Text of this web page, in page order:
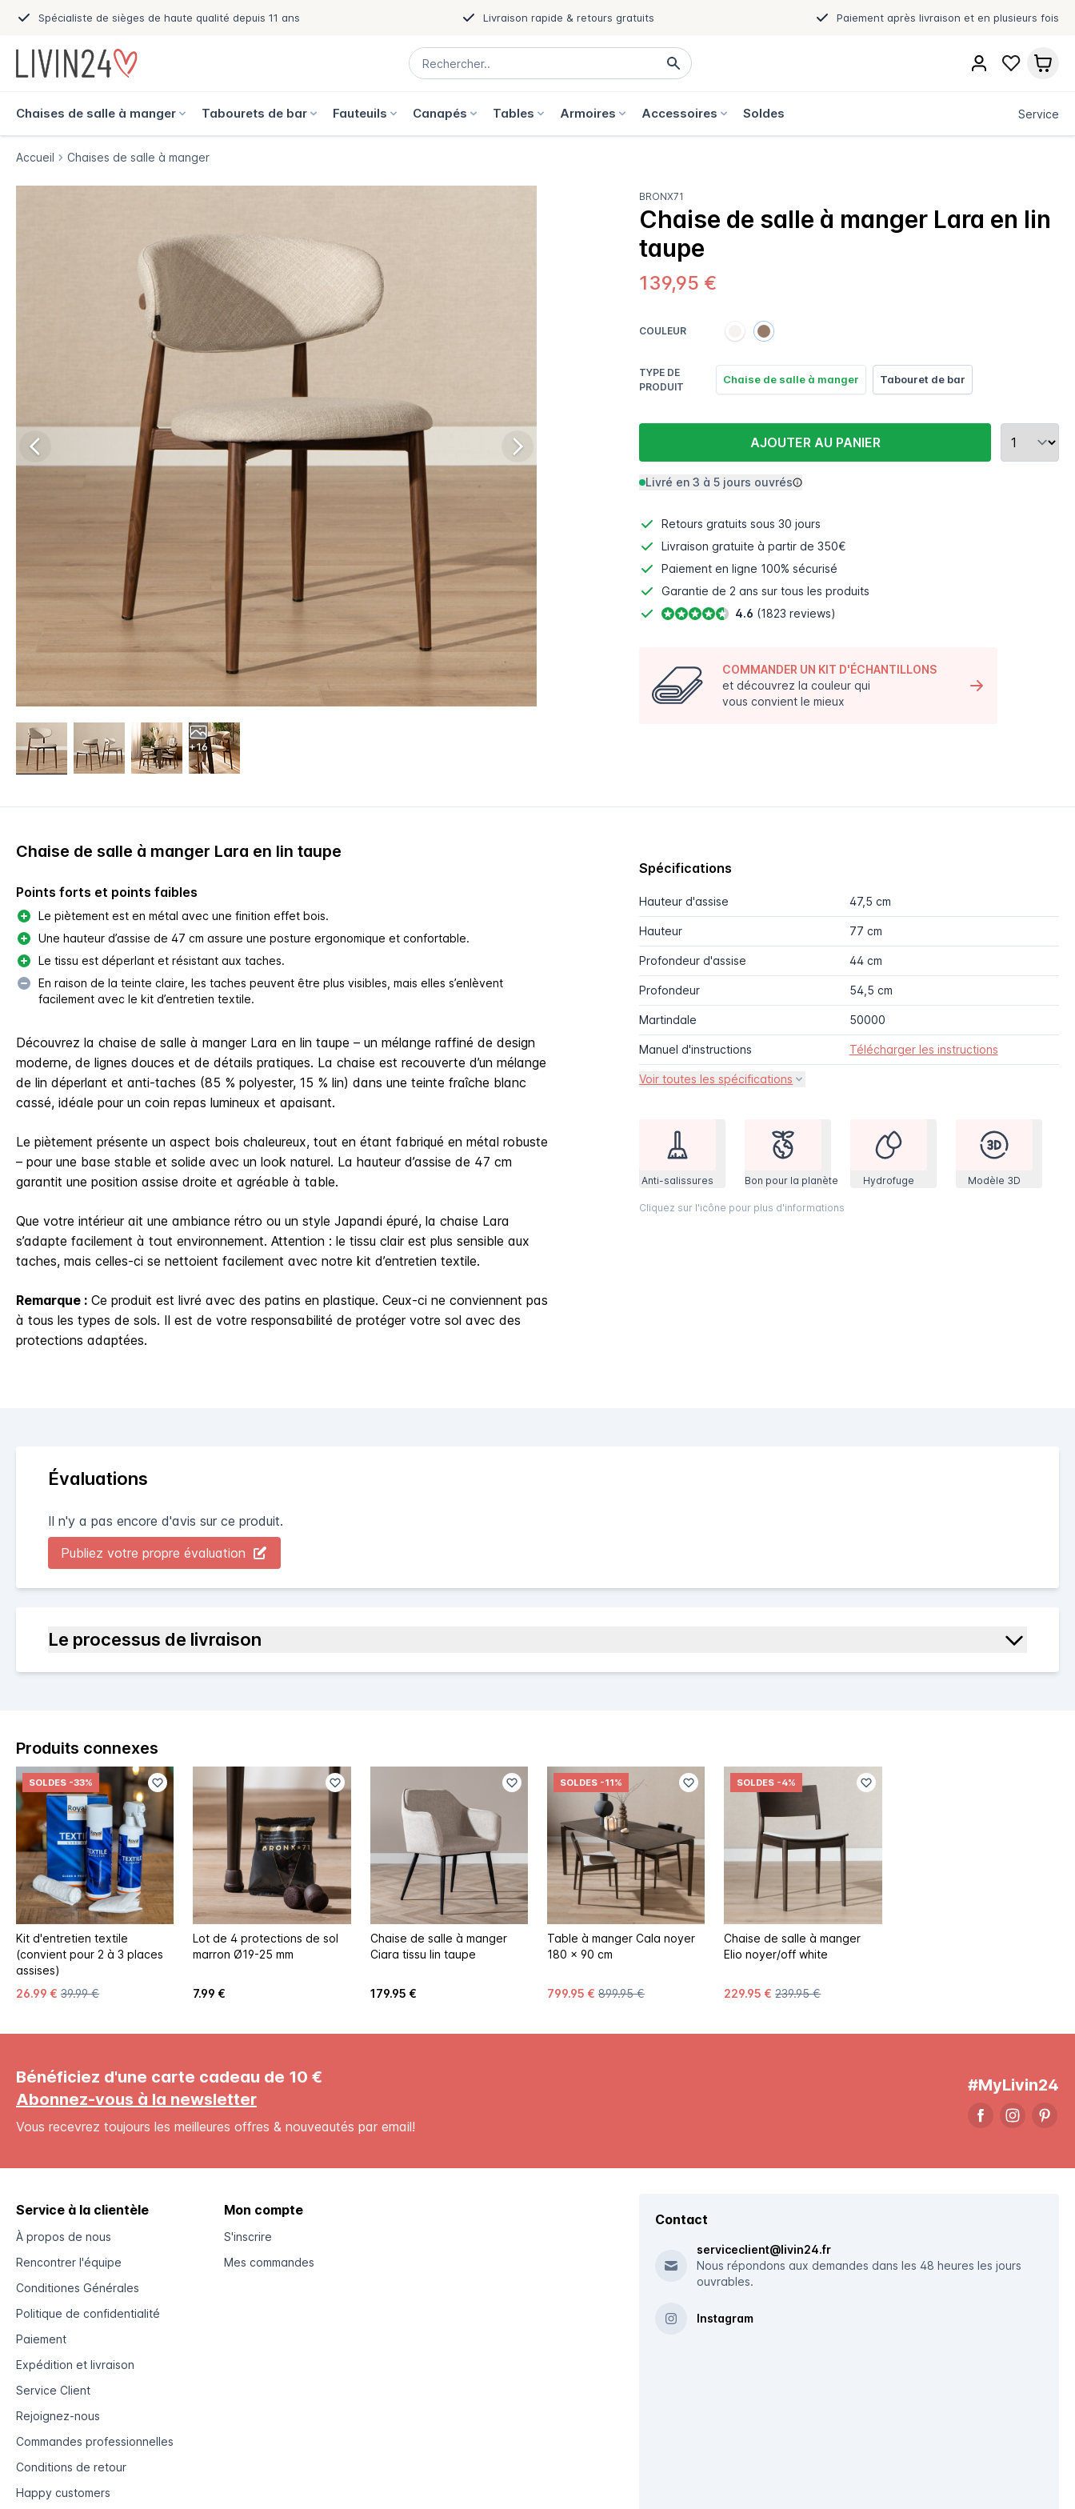
Spécialiste de sièges de haute qualité depuis 11 ans Livraison rapide & retours gratuits Paiement après livraison et en plusieurs fois
Chaises de salle à manger Tabourets de bar Fauteuils Canapés Tables Armoires Accessoires Soldes Service
Accueil Chaises de salle à manger
+16
BRONX71
Chaise de salle à manger Lara en lin
taupe
139,95 €
COULEUR
TYPE DE
PRODUIT
Chaise de salle à manger Tabouret de bar
AJOUTER AU PANIER
Livré en 3 à 5 jours ouvrés
Retours gratuits sous 30 jours
Livraison gratuite à partir de 350€
Paiement en ligne 100% sécurisé
Garantie de 2 ans sur tous les produits
4.6 (1823 reviews)
COMMANDER UN KIT D'ÉCHANTILLONS
et découvrez la couleur qui
vous convient le mieux
Chaise de salle à manger Lara en lin taupe
Points forts et points faibles
Le piètement est en métal avec une finition effet bois.
Une hauteur d’assise de 47 cm assure une posture ergonomique et confortable.
Le tissu est déperlant et résistant aux taches.
En raison de la teinte claire, les taches peuvent être plus visibles, mais elles s’enlèvent
facilement avec le kit d’entretien textile.
Découvrez la chaise de salle à manger Lara en lin taupe – un mélange raffiné de design
moderne, de lignes douces et de détails pratiques. La chaise est recouverte d’un mélange
de lin déperlant et anti-taches (85 % polyester, 15 % lin) dans une teinte fraîche blanc
cassé, idéale pour un coin repas lumineux et apaisant.
Le piètement présente un aspect bois chaleureux, tout en étant fabriqué en métal robuste
– pour une base stable et solide avec un look naturel. La hauteur d’assise de 47 cm
garantit une position assise droite et agréable à table.
Que votre intérieur ait une ambiance rétro ou un style Japandi épuré, la chaise Lara
s’adapte facilement à tout environnement. Attention : le tissu clair est plus sensible aux
taches, mais celles-ci se nettoient facilement avec notre kit d’entretien textile.
Remarque : Ce produit est livré avec des patins en plastique. Ceux-ci ne conviennent pas
à tous les types de sols. Il est de votre responsabilité de protéger votre sol avec des
protections adaptées.
Spécifications
Hauteur d'assise 47,5 cm
Hauteur 77 cm
Profondeur d'assise 44 cm
Profondeur 54,5 cm
Martindale 50000
Manuel d'instructions Télécharger les instructions
Voir toutes les spécifications
Anti-salissures Bon pour la planète Hydrofuge Modèle 3D
Cliquez sur l'icône pour plus d'informations
Évaluations
Il n'y a pas encore d'avis sur ce produit.
Publiez votre propre évaluation
Le processus de livraison
Produits connexes
SOLDES -33%
Kit d'entretien textile
(convient pour 2 à 3 places
assises)
26.99 € 39.99 €
Lot de 4 protections de sol
marron Ø19-25 mm
7.99 €
Chaise de salle à manger
Ciara tissu lin taupe
179.95 €
SOLDES -11%
Table à manger Cala noyer
180 x 90 cm
799.95 € 899.95 €
SOLDES -4%
Chaise de salle à manger
Elio noyer/off white
229.95 € 239.95 €
Bénéficiez d'une carte cadeau de 10 €
Abonnez-vous à la newsletter
Vous recevrez toujours les meilleures offres & nouveautés par email!
#MyLivin24
Service à la clientèle
À propos de nous
Rencontrer l'équipe
Conditiones Générales
Politique de confidentialité
Paiement
Expédition et livraison
Service Client
Rejoignez-nous
Commandes professionnelles
Conditions de retour
Happy customers
Mon compte
S'inscrire
Mes commandes
Contact
serviceclient@livin24.fr
Nous répondons aux demandes dans les 48 heures les jours
ouvrables.
Instagram